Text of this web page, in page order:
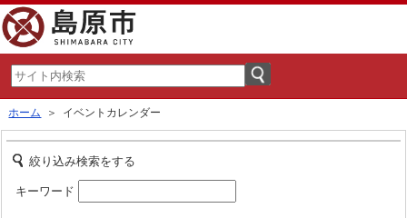
ホーム ＞ イベントカレンダー
絞り込み検索をする
キーワード